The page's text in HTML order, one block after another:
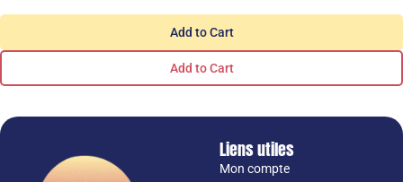
Add to Cart
Add to Cart
Liens utiles
Mon compte